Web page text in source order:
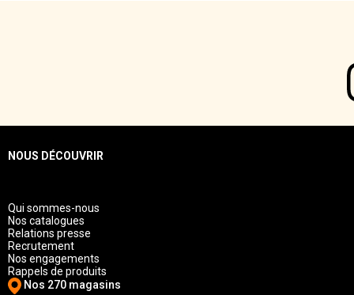
NOUS DÉCOUVRIR
Qui sommes-nous
Nos catalogues
Relations presse
Recrutement
Nos engagements
Rappels de produits
Nos 270 magasins